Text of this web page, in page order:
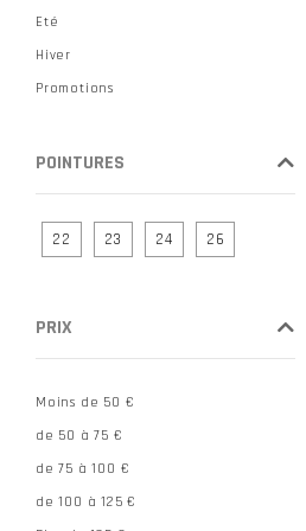
LA MAISON DE L ESPADRILLE
LATELIER TROPEZIEN
LIU JO
MKD
PATAUGAS
PELLET
PETER KAISER
PIKOLINOS
Eté
Hiver
Promotions
POINTURES
22 23 24 26
PRIX
Moins de 50 €
de 50 à 75 €
de 75 à 100 €
de 100 à 125 €